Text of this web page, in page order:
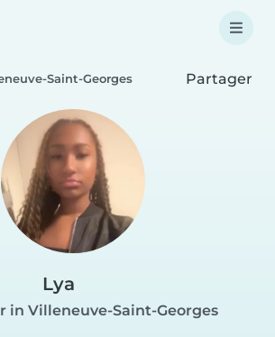
Saint-Georges Partager
Lya
in Villeneuve-Saint-Georges